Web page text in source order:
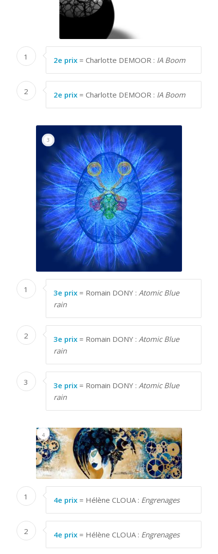
1 2e prix= Charlotte DEMOOR : IA Boom
2 2e prix= Charlotte DEMOOR : IA Boom
123
1 3e prix= Romain DONY : Atomic Blue
rain
2 3e prix= Romain DONY : Atomic Blue
rain
3 3e prix= Romain DONY : Atomic Blue
rain
123
4
1 4e prix= Hélène CLOUA : Engrenages
2 4e prix= Hélène CLOUA : Engrenages